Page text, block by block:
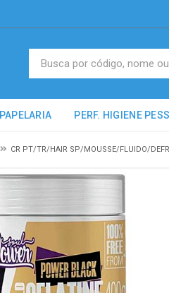
PAPELARIA PERF. HIGIENE
CR PT/TR/HAIR SP/MOUSSE/FLUIDO/